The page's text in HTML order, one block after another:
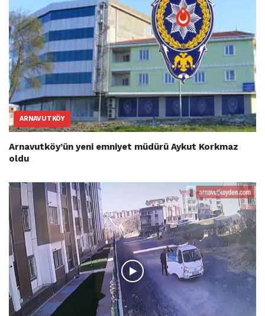
ARNAVUTKÖY
Arnavutköy’ün yeni emniyet müdürü Aykut Korkmaz
oldu